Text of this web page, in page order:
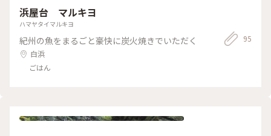
浜屋台 マルキヨ
ハマヤタイマルキヨ
紀州の魚をまるごと豪快に炭火焼きでいただく
白浜
ごはん
95